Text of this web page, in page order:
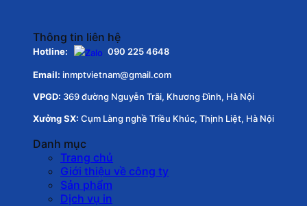
Thông tin liên hệ
Hotline: 090 225 4648
Email: inmptvietnam@gmail.com
VPGD: 369 đường Nguyễn Trãi, Khương Đình, Hà Nội
Xưởng SX: Cụm Làng nghề Triều Khúc, Thịnh Liệt, Hà Nội
Danh mục
Trang chủ
Giới thiệu về công ty
Sản phẩm
Dịch vụ in